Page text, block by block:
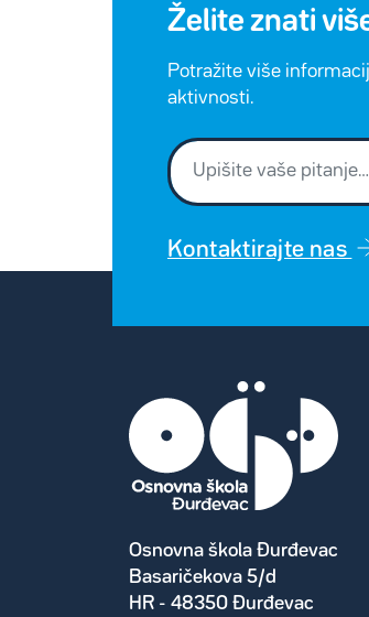
Želite znati
Potražite više
aktivnosti.
Kontaktirajte nas
Osnovna škola Đurđevac
Basaričekova 5/d
HR - 48350 Đurđevac